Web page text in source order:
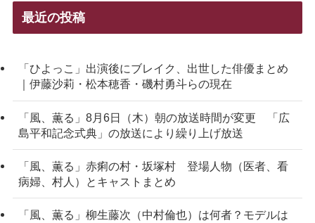
最近の投稿
「ひよっこ」出演後にブレイク、出世した俳優まとめ
｜伊藤沙莉・松本穂香・磯村勇斗らの現在
「風、薫る」8月6日（木）朝の放送時間が変更 「広
島平和記念式典」の放送により繰り上げ放送
「風、薫る」赤痢の村・坂塚村 登場人物（医者、看
病婦、村人）とキャストまとめ
「風、薫る」柳生藤次（中村倫也）は何者？モデルは